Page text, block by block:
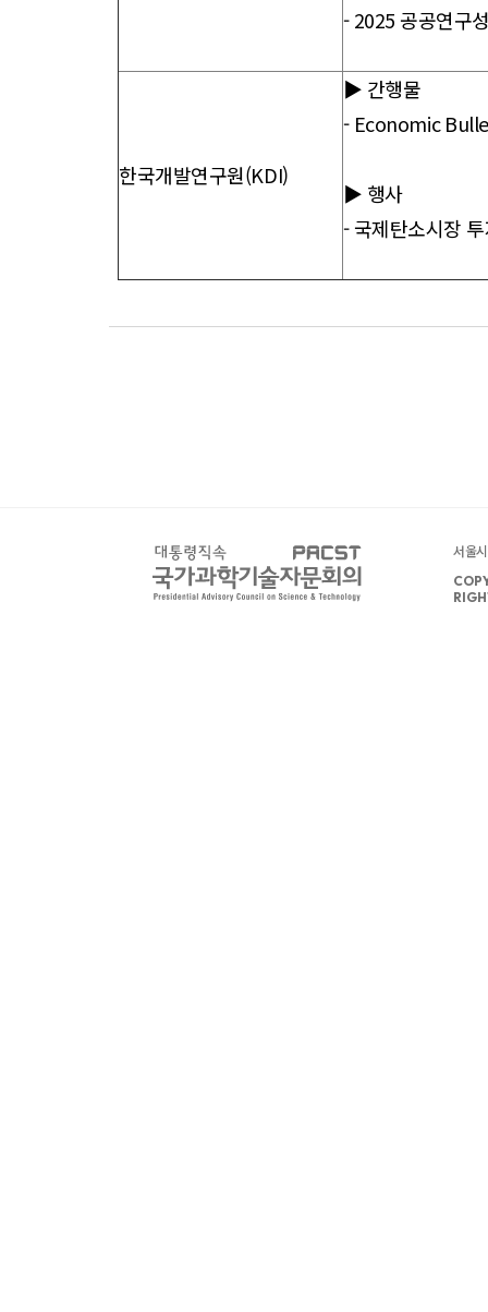
-2025 공공연구
한국개발연구원(KDI)
▶ 간행물
- Economic
▶ 행사
-국제탄소시장
서울